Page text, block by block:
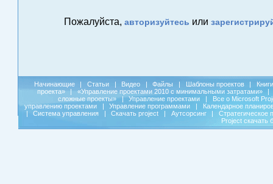
Пожалуйста, авторизуйтесь или
Начинающие | Статьи | Видео | Файлы | Шаблоны проектов |
Книги
проекта»
| «Управление проектами 2010 с минимальными затратами»
|
сложные проекты»
| Управление проектами |
Все о Microsoft
управлению проектами
| Управление программами |
Календарное
|
Система управления | Скачать project | Аутсорсинг |
Стратегическое
Project скачать